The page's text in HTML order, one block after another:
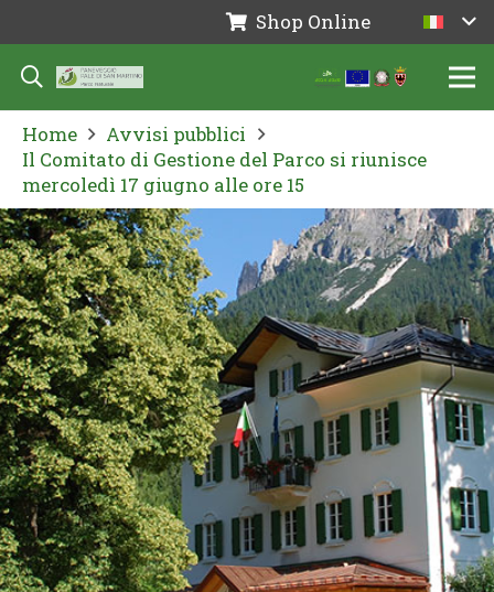
Shop Online
Home
Avvisi pubblici
Il Comitato di Gestione del Parco si riunisce
mercoledì 17 giugno alle ore 15